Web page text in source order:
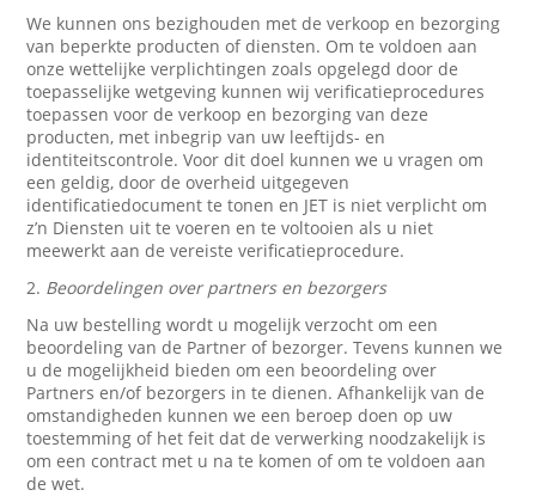
We kunnen ons bezighouden met de verkoop en bezorging
van beperkte producten of diensten. Om te voldoen aan
onze wettelijke verplichtingen zoals opgelegd door de
toepasselijke wetgeving kunnen wij verificatieprocedures
toepassen voor de verkoop en bezorging van deze
producten, met inbegrip van uw leeftijds- en
identiteitscontrole. Voor dit doel kunnen we u vragen om
een geldig, door de overheid uitgegeven
identificatiedocument te tonen en JET is niet verplicht om
z’n Diensten uit te voeren en te voltooien als u niet
meewerkt aan de vereiste verificatieprocedure.
2. Beoordelingen over partners en bezorgers
Na uw bestelling wordt u mogelijk verzocht om een
beoordeling van de Partner of bezorger. Tevens kunnen we
u de mogelijkheid bieden om een beoordeling over
Partners en/of bezorgers in te dienen. Afhankelijk van de
omstandigheden kunnen we een beroep doen op uw
toestemming of het feit dat de verwerking noodzakelijk is
om een contract met u na te komen of om te voldoen aan
de wet.